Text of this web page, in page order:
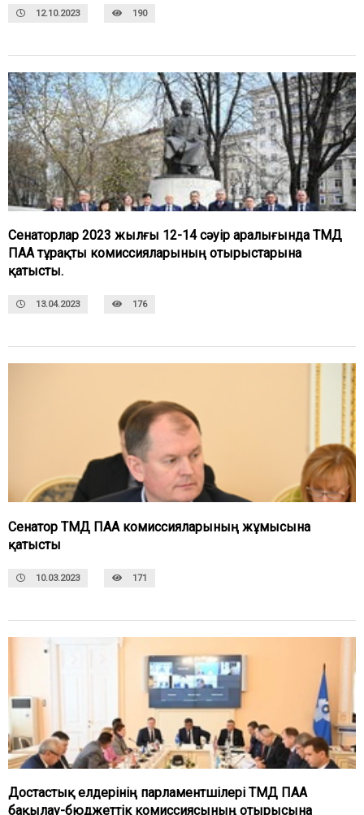
12.10.2023 190
Сенаторлар 2023 жылғы 12-14 сәуір аралығында ТМД
ПАА тұрақты комиссияларының отырыстарына
қатысты.
13.04.2023 176
Сенатор ТМД ПАА комиссияларының жұмысына
қатысты
10.03.2023 171
Достастық елдерінің парламентшілері ТМД ПАА
бақылау-бюджеттік комиссиясының отырысына